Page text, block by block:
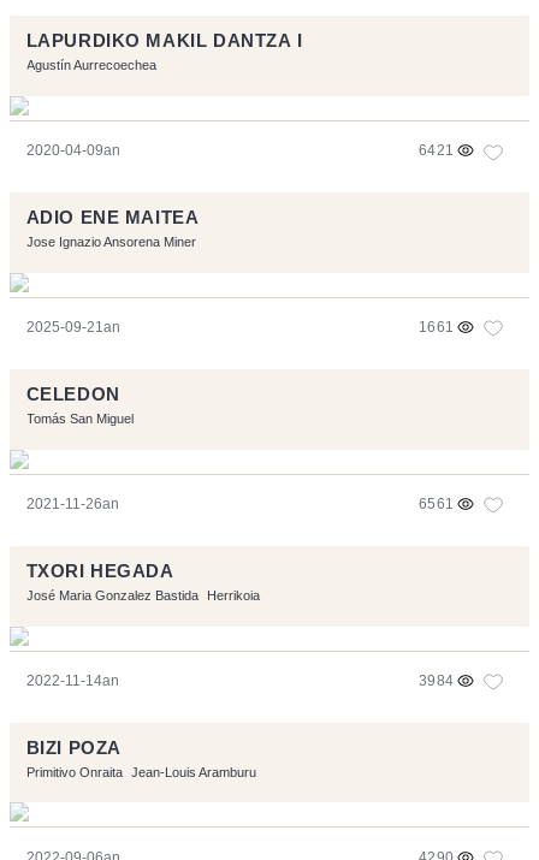
LAPURDIKO MAKIL DANTZA I
Agustín Aurrecoechea
2020-04-09an 6421
ADIO ENE MAITEA
Jose Ignazio Ansorena Miner
2025-09-21an 1661
CELEDON
Tomás San Miguel
2021-11-26an 6561
TXORI HEGADA
José Maria Gonzalez Bastida Herrikoia
2022-11-14an 3984
BIZI POZA
Primitivo Onraita Jean-Louis Aramburu